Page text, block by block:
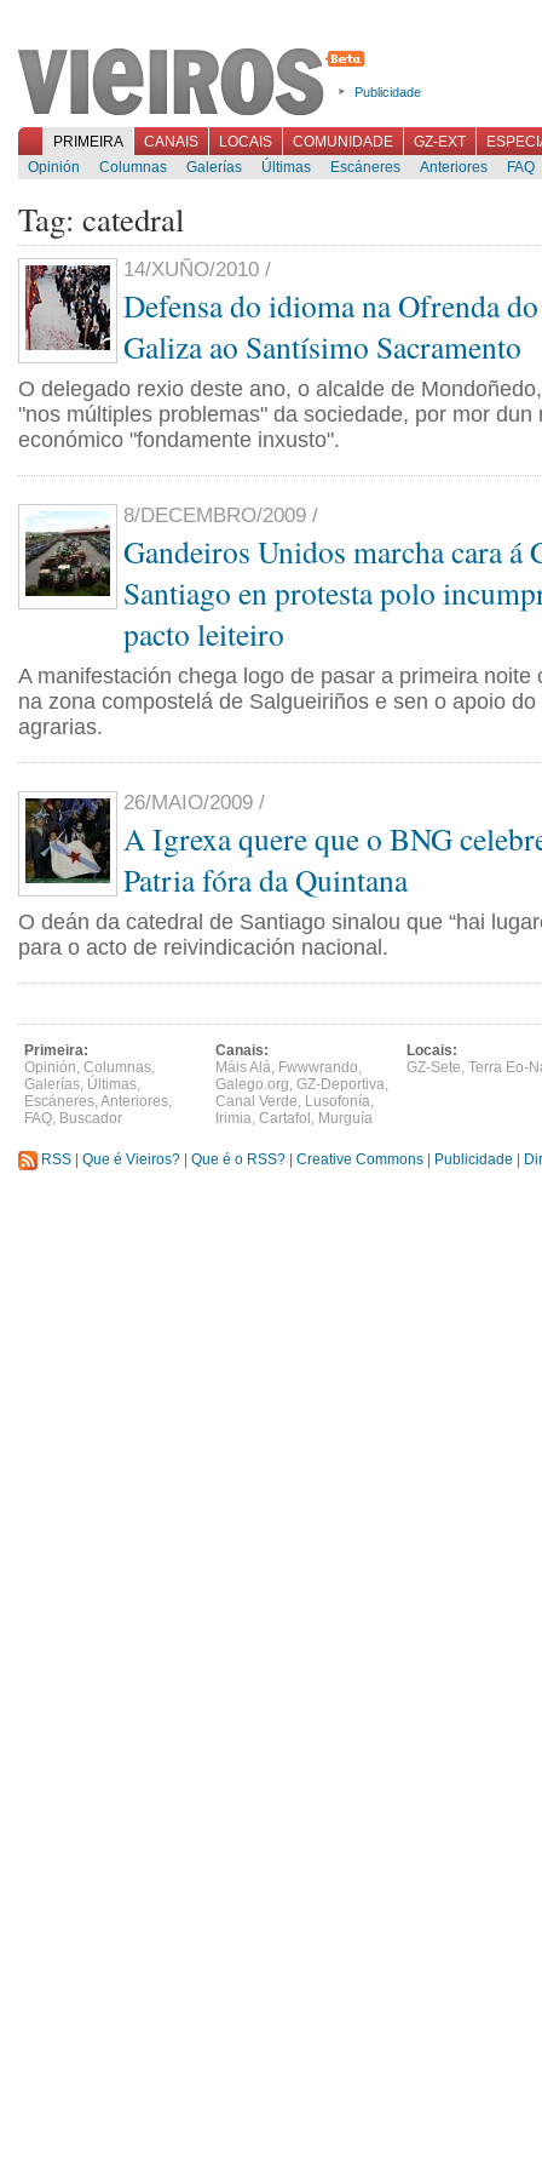
Publicidade
PRIMEIRA CANAIS LOCAIS COMUNIDADE GZ-EXT
Opinión
Columnas Galerías Últimas Escáneres Anteriores FAQ
Tag: catedral
14/XUÑO/2010 /
Defensa do idioma na Ofrenda
Galiza ao Santísimo Sacramento
O delegado rexio deste ano, o alcalde de
"nos múltiples problemas" da sociedade, por mor dun
económico "fondamente inxusto".
8/DECEMBRO/2009 /
Gandeiros Unidos marcha cara á
Santiago en protesta polo
pacto leiteiro
A manifestación chega logo de pasar a primeira noite
na zona compostelá de Salgueiriños e sen o apoio
agrarias.
26/MAIO/2009 /
A Igrexa quere que o BNG
Patria fóra da Quintana
O deán da catedral de Santiago sinalou que “hai
para o acto de reivindicación nacional.
Primeira:
Opinión, Columnas,
Galerías, Últimas,
Escáneres,Anteriores,
FAQ, Buscador
Canais:
Máis Alá, Fwwwrando,
Galego.org, GZ-Deportiva,
Canal Verde, Lusofonía,
Irimia, Cartafol , Murguía
Locais:
GZ-Sete, Terra Eo-
RSS Que é Vieiros? Que é o RSS? Creative Commons Publicidade